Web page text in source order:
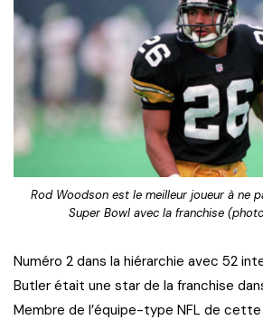
Rod Woodson est le meilleur joueur à ne
Super Bowl avec la franchise
Numéro 2 dans la hiérarchie avec 52
Butler était une star de la franchise
Membre de l’équipe-type NFL de